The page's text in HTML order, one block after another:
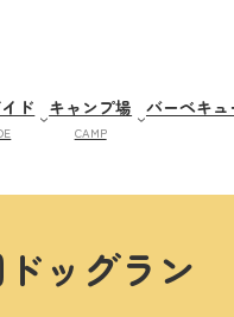
ド キャンプ場
CAMP
バーベキ
ッグラン